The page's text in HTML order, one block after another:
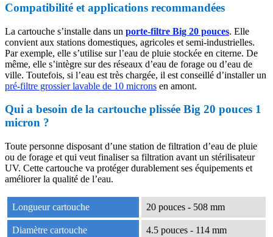
Compatibilité et applications recommandées
La cartouche s’installe dans un porte-filtre Big 20 pouces. Elle
convient aux stations domestiques, agricoles et semi-industrielles.
Par exemple, elle s’utilise sur l’eau de pluie stockée en citerne. De
même, elle s’intègre sur des réseaux d’eau de forage ou d’eau de
ville. Toutefois, si l’eau est très chargée, il est conseillé d’installer un
pré-filtre grossier lavable de 10 microns en amont.
Qui a besoin de la cartouche plissée Big 20 pouces 1
micron ?
Toute personne disposant d’une station de filtration d’eau de pluie
ou de forage et qui veut finaliser sa filtration avant un stérilisateur
UV. Cette cartouche va protéger durablement ses équipements et
améliorer la qualité de l’eau.
Longueur cartouche 20 pouces - 508 mm
Diamètre cartouche 4.5 pouces - 114 mm